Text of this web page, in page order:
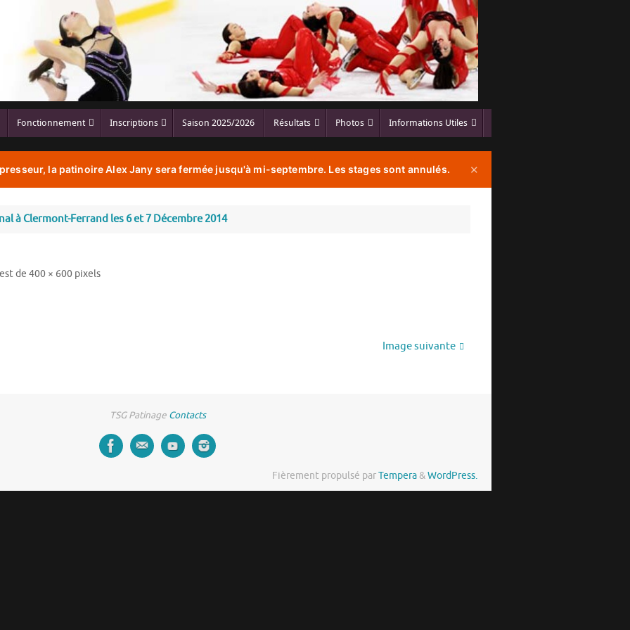
Fonctionnement Inscriptions Saison 2025/2026 Résultats Photos Informations Utiles
la patinoire Alex Jany sera fermée jusqu'à mi-septembre. Les stages sont annulés. ✕
à Clermont-Ferrand les 6 et 7 Décembre 2014
de400 × 600 pixels
Image suivante
TSG Patinage Contacts
Fièrement propulsé parTempera&WordPress.